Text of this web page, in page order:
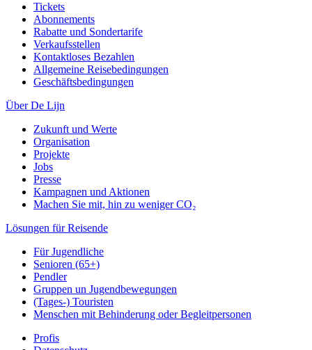
Tickets
Abonnements
Rabatte und Sondertarife
Verkaufsstellen
Kontaktloses Bezahlen
Allgemeine Reisebedingungen
Geschäftsbedingungen
Über De Lijn
Zukunft und Werte
Organisation
Projekte
Jobs
Presse
Kampagnen und Aktionen
Machen Sie mit, hin zu weniger CO₂
Lösungen für Reisende
Für Jugendliche
Senioren (65+)
Pendler
Gruppen un Jugendbewegungen
(Tages-) Touristen
Menschen mit Behinderung oder Begleitpersonen
Profis